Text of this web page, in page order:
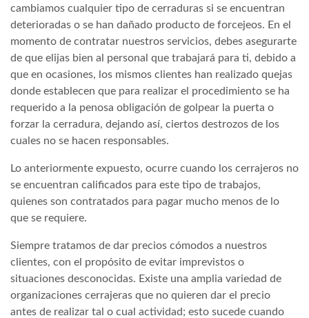
cambiamos cualquier tipo de cerraduras si se encuentran
deterioradas o se han dañado producto de forcejeos. En el
momento de contratar nuestros servicios, debes asegurarte
de que elijas bien al personal que trabajará para ti, debido a
que en ocasiones, los mismos clientes han realizado quejas
donde establecen que para realizar el procedimiento se ha
requerido a la penosa obligación de golpear la puerta o
forzar la cerradura, dejando así, ciertos destrozos de los
cuales no se hacen responsables.
Lo anteriormente expuesto, ocurre cuando los cerrajeros no
se encuentran calificados para este tipo de trabajos,
quienes son contratados para pagar mucho menos de lo
que se requiere.
Siempre tratamos de dar precios cómodos a nuestros
clientes, con el propósito de evitar imprevistos o
situaciones desconocidas. Existe una amplia variedad de
organizaciones cerrajeras que no quieren dar el precio
antes de realizar tal o cual actividad; esto sucede cuando